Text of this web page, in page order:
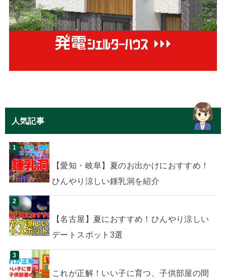
人気記事
【愛知・岐阜】夏のお出かけにおすすめ！
ひんやり涼しい鍾乳洞を紹介
【名古屋】夏におすすめ！ひんやり涼しい
デートスポット3選
これが正解！いい子に育つ、子供部屋の間